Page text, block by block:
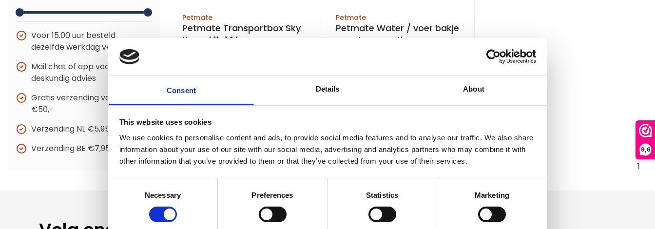
Consent Details About
This website uses cookies
We use cookies to personalise content and ads, to provide social media features and to analyse our traffic. We also share
information about your use of our site with our social media, advertising and analytics partners who may combine it with
other information that you’ve provided to them or that they’ve collected from your use of their services.
Necessary Preferences Statistics Marketing
9,6
Voor 15.00 uur besteld
dezelfde werkdag verzonden
Mail chat of app voor
deskundig advies
Gratis verzending vanaf
€50,-
Verzending NL €5,95
Verzending BE €7,95
Petmate
Petmate Transportbox Sky
Kennel 11-14 kg
€114,95
Petmate
Petmate Water / voer bakje
voor transportboxen
verzonden
€7,95
1